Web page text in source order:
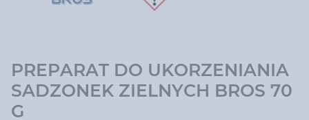
PREPARAT DO UKORZENIANIA
SADZONEK ZIELNYCH BROS 70
G